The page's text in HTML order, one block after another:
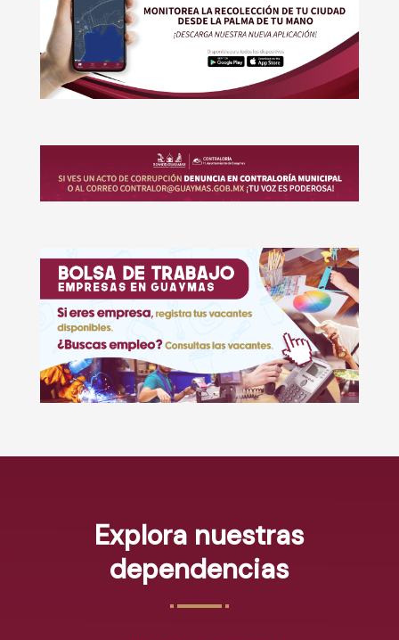
Boton Boton
Explora nuestras
dependencias